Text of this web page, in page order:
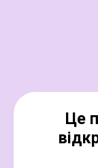
Це